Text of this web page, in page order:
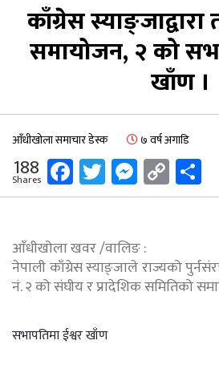
काँग्रेस स्याङ्जाद्वारा
समायोजन, २ को
खाँण ।
आँधीखोला समाचार डेस्क ७ वर्ष अगाडि
188
Shares Facebook
TwitterCopy
Link
आँधीखोला खवर /वालिङ :
नेपाली काँग्रेस स्याङ्जाले राज्यको
नं. २ को संघीय र प्रादेशिक समितिको
सभापतिमा ईश्वर खाँण